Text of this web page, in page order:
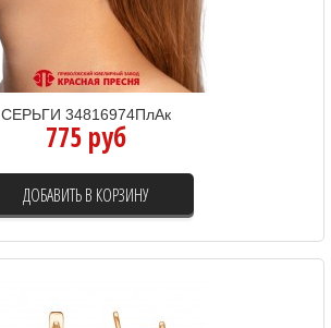
СЕРЬГИ 34816974ПлАк
775 руб
ДОБАВИТЬ В КОРЗИНУ